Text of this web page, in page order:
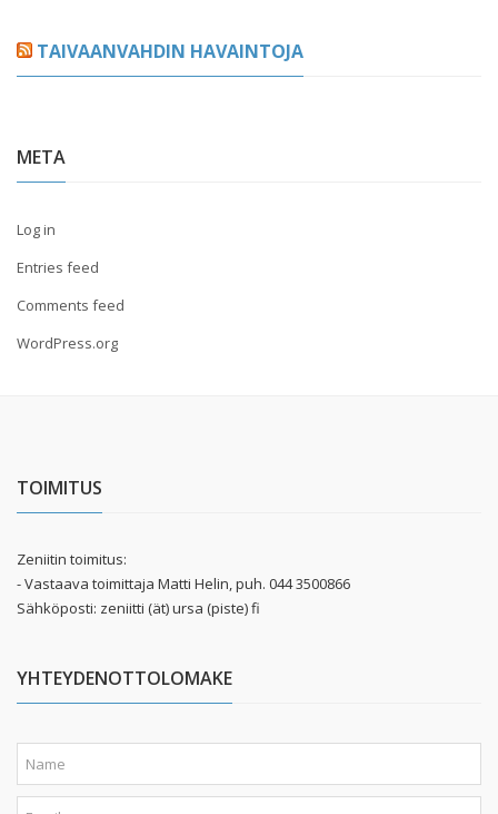
TAIVAANVAHDIN HAVAINTOJA
META
Log in
Entries feed
Comments feed
WordPress.org
TOIMITUS
Zeniitin toimitus:
- Vastaava toimittaja Matti Helin, puh. 044 3500866
Sähköposti: zeniitti (ät) ursa (piste) fi
YHTEYDENOTTOLOMAKE